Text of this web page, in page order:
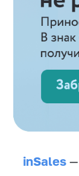
inSales —